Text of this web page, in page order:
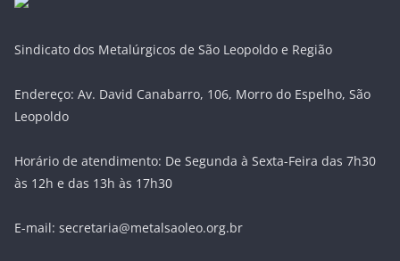
Sindicato dos Metalúrgicos de São Leopoldo e Região
Endereço: Av. David Canabarro, 106, Morro do Espelho, São
Leopoldo
Horário de atendimento: De Segunda à Sexta-Feira das 7h30
às 12h e das 13h às 17h30
E-mail: secretaria@metalsaoleo.org.br